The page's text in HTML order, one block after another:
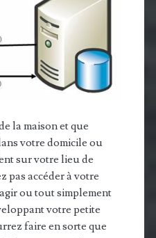
la maison et que
votre domicile ou
sur votre lieu de
pas accéder à votre
ou tout simplement
votre petite
faire en sorte que